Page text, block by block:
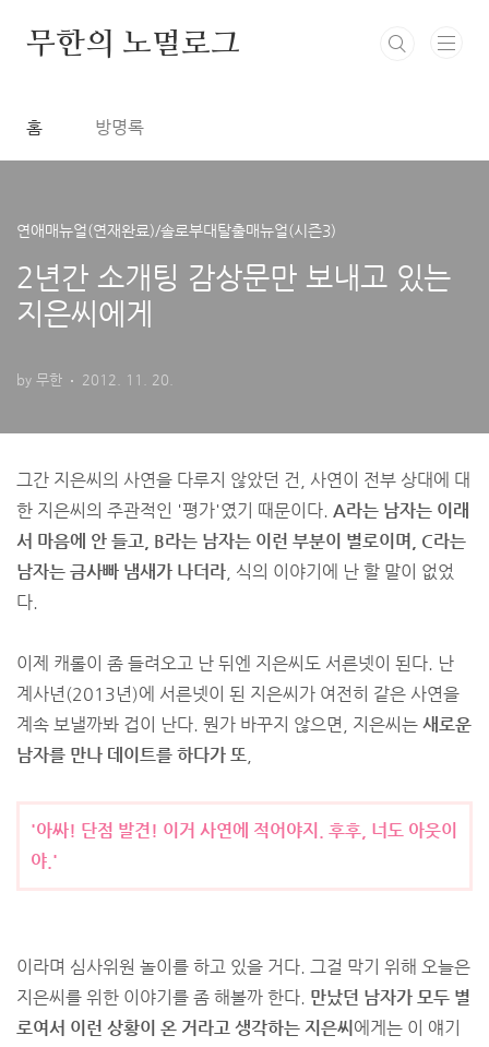
무한의 노멀로그
홈 방명록
연애매뉴얼(연재완료)/솔로부대탈출매뉴얼(시즌3)
2년간 소개팅 감상문만 보내고 있는
지은씨에게
by 무한 2012. 11. 20.
그간 지은씨의 사연을 다루지 않았던 건, 사연이 전부 상대에 대
한 지은씨의 주관적인 '평가'였기 때문이다. A라는 남자는 이래
서 마음에 안 들고, B라는 남자는 이런 부분이 별로이며, C라는
남자는 금사빠 냄새가 나더라 , 식의 이야기에 난 할 말이 없었
다.
이제 캐롤이 좀 들려오고 난 뒤엔 지은씨도 서른넷이 된다. 난
계사년(2013년)에 서른넷이 된 지은씨가 여전히 같은 사연을
계속 보낼까봐 겁이 난다. 뭔가 바꾸지 않으면, 지은씨는 새로운
남자를 만나 데이트를 하다가 또
'아싸! 단점 발견! 이거 사연에 적어야지. 후후, 너도 아웃이
야.'
이라며 심사위원 놀이를 하고 있을 거다. 그걸 막기 위해 오늘은
지은씨를 위한 이야기를 좀 해볼까 한다. 만났던 남자가 모두 별
로여서 이런 상황이 온 거라고 생각하는 지은씨 에게는 이 얘기